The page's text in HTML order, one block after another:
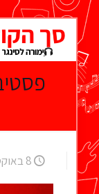
8 באוקטובר 2007